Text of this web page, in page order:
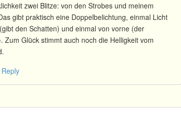
zwei Blitze: von den Strobes und meinem
gibt praktisch eine Doppelbelichtung, einmal Licht
den Schatten) und einmal von vorne (der
Zum Glück stimmt auch noch die Helligkeit vom
Reply